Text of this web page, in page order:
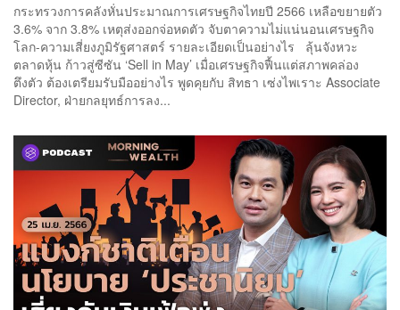
กระทรวงการคลังหั่นประมาณการเศรษฐกิจไทยปี 2566 เหลือขยายตัว
3.6% จาก 3.8% เหตุส่งออกจ่อหดตัว จับตาความไม่แน่นอนเศรษฐกิจ
โลก-ความเสี่ยงภูมิรัฐศาสตร์ รายละเอียดเป็นอย่างไร ลุ้นจังหวะ
ตลาดหุ้น ก้าวสู่ซีซัน ‘Sell in May’ เมื่อเศรษฐกิจฟื้นแต่สภาพคล่อง
ตึงตัว ต้องเตรียมรับมืออย่างไร พูดคุยกับ สิทธา เซ่งไพเราะ Associate
Director, ฝ่ายกลยุทธ์การลง...